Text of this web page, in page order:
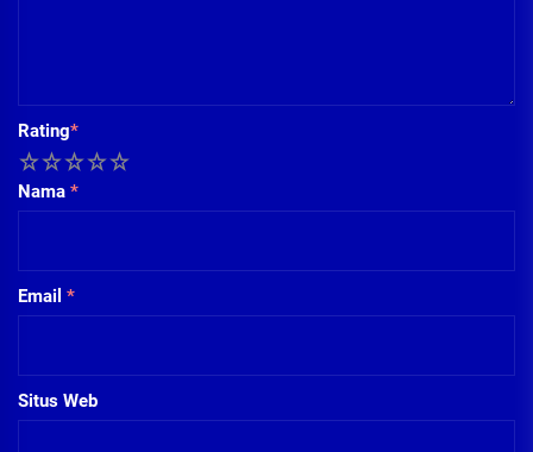
Rating*
5
4
3
2
Nama *
Email *
Situs Web